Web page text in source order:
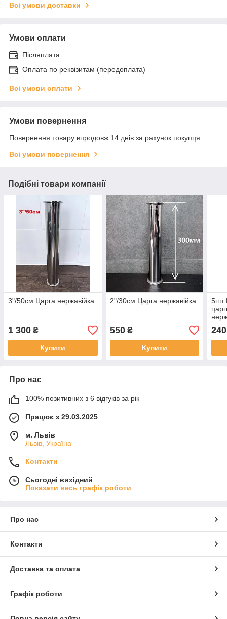
Всі умови доставки
Умови оплати
Післяплата
Оплата по реквізитам (передоплата)
Всі умови оплати
Умови повернення
Повернення товару впродовж 14 днів за рахунок покупця
Всі умови повернення
Подібні товари компанії
3"/50см Царга нержавійка
1 300 ₴
Купити
2"/30см Царга нержавійка
550₴
Купити
5шт
240
Про нас
100% позитивних з 6 відгуків за рік
Працює з 29.03.2025
м. Львів
Львів, Україна
Контакти
Сьогодні вихідний
Показати весь графік роботи
Про нас
Контакти
Доставка та оплата
Графік роботи